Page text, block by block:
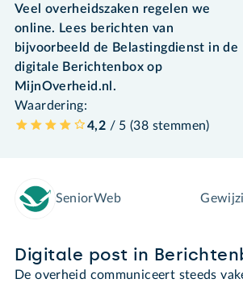
Veel overheidszaken regelen we
online. Lees berichten van
bijvoorbeeld de Belastingdienst in de
digitale Berichtenbox op
MijnOverheid.nl.
Waardering:
4,2 / 5 (38 stemmen)
SeniorWeb
Digitale post in
De overheid communiceert steeds